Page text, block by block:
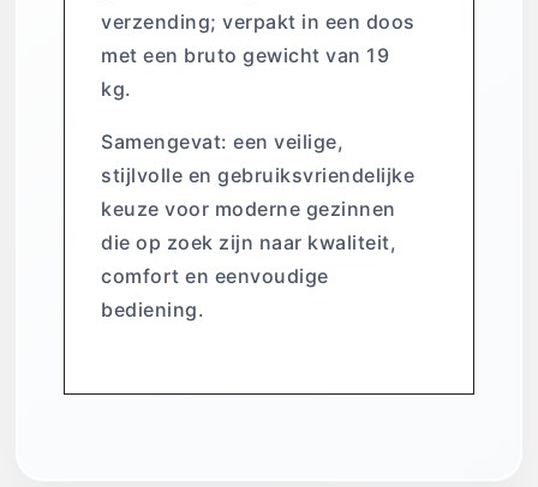
verzending; verpakt in een doos
met een bruto gewicht van 19
kg.
Samengevat: een veilige,
stijlvolle en gebruiksvriendelijke
keuze voor moderne gezinnen
die op zoek zijn naar kwaliteit,
comfort en eenvoudige
bediening.